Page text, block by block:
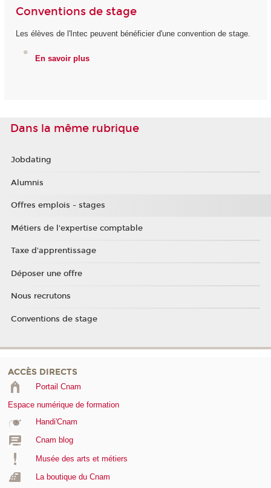
Conventions de stage
Les élèves de l'Intec peuvent bénéficier d'une convention de stage.
En savoir plus
Dans la même rubrique
Jobdating
Alumnis
Offres emplois - stages
Métiers de l'expertise comptable
Taxe d'apprentissage
Déposer une offre
Nous recrutons
Conventions de stage
ACCÈS DIRECTS
Portail Cnam
Espace numérique de formation
Handi'Cnam
Cnam blog
Musée des arts et métiers
La boutique du Cnam